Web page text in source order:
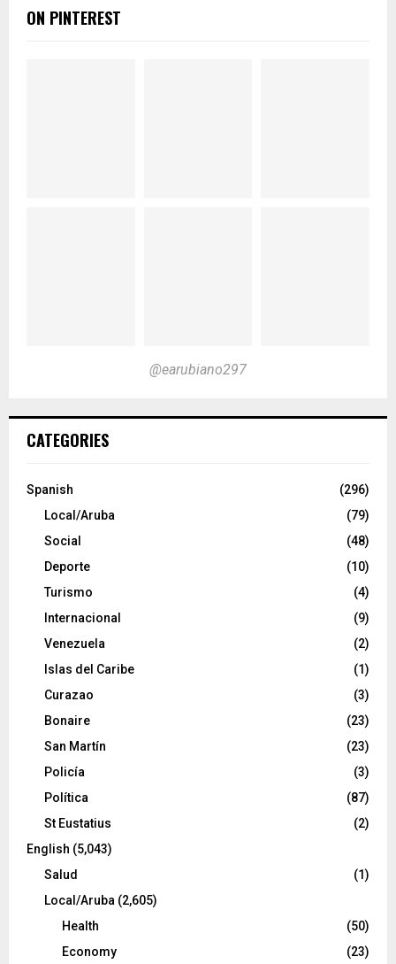
ON PINTEREST
@earubiano297
CATEGORIES
Spanish
(296)
Local/Aruba
(79)
Social
(48)
Deporte
(10)
Turismo
(4)
Internacional
(9)
Venezuela
(2)
Islas del Caribe
(1)
Curazao
(3)
Bonaire
(23)
San Martín
(23)
Policía
(3)
Política
(87)
St Eustatius
(2)
English (5,043)
Salud
(1)
Local/Aruba (2,605)
Health
(50)
Economy
(23)